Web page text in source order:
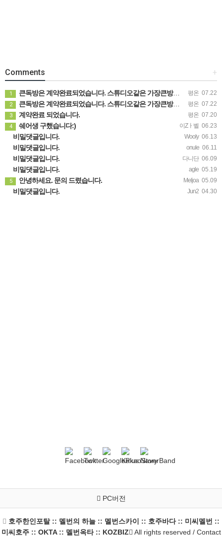
+
Comments
평온 07.22
1 큰독방은 계약완료되었습니다. 스튜디오같은 가장큰방을 2인동시 또는 혼자서 큰독방으로도 즉시입주 가능합니다.
평온 07.22
2 큰독방은 계약완료되었습니다. 스튜디오같은 가장큰방을 2인동시 또는 혼자서 큰독방으로도 즉시입주 가능합니다.
평온 07.20
3 계약완료 되었습니다.
이Zㅏ벨 06.23
4 쉐어생 구했습니다:)
Wooly 06.13
비밀댓글입니다.
onule 06.11
비밀댓글입니다.
다니단 06.09
비밀댓글입니다.
agle 05.19
비밀댓글입니다.
Meljoa 05.09
5 안녕하세요. 문의 드렸습니다.
Jun2 04.30
비밀댓글입니다.
PC버전
호주한인포탈 :: 멜번의 하늘 :: 멜번스카이 :: 호주바다 :: 미씨멜번 ::
미씨호주 :: OKTA :: 멜번옥타 :: KOZBIZ
All rights reserved / Contact